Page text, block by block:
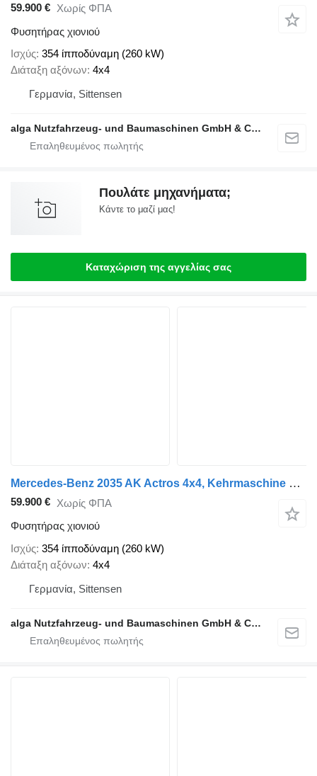
59.900 € Χωρίς ΦΠΑ
Φυσητήρας χιονιού
Ισχύς 354 ίπποδύναμη (260 kW)
Διάταξη αξόνων 4x4
Γερμανία, Sittensen
alga Nutzfahrzeug- und Baumaschinen GmbH & Co. KG
Πουλάτε μηχανήματα;
Κάντε το μαζί μας!
Καταχώριση της αγγελίας σας
Mercedes-Benz 2035 AK Actros 4x4, Kehrmaschine Schmidt, Allrad
59.900 € Χωρίς ΦΠΑ
Φυσητήρας χιονιού
Ισχύς 354 ίπποδύναμη (260 kW)
Διάταξη αξόνων 4x4
Γερμανία, Sittensen
alga Nutzfahrzeug- und Baumaschinen GmbH & Co. KG